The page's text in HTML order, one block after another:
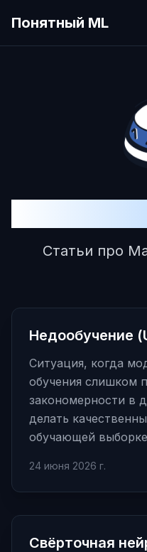
Понятный ML
Статьи про
Недообучение
Ситуация, когда
обучения слишком
закономерности в
делать
обучающей
24 июня 2026 г.
Свёрточная